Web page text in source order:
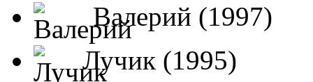
Валерий (1997)
Лучик (1995)